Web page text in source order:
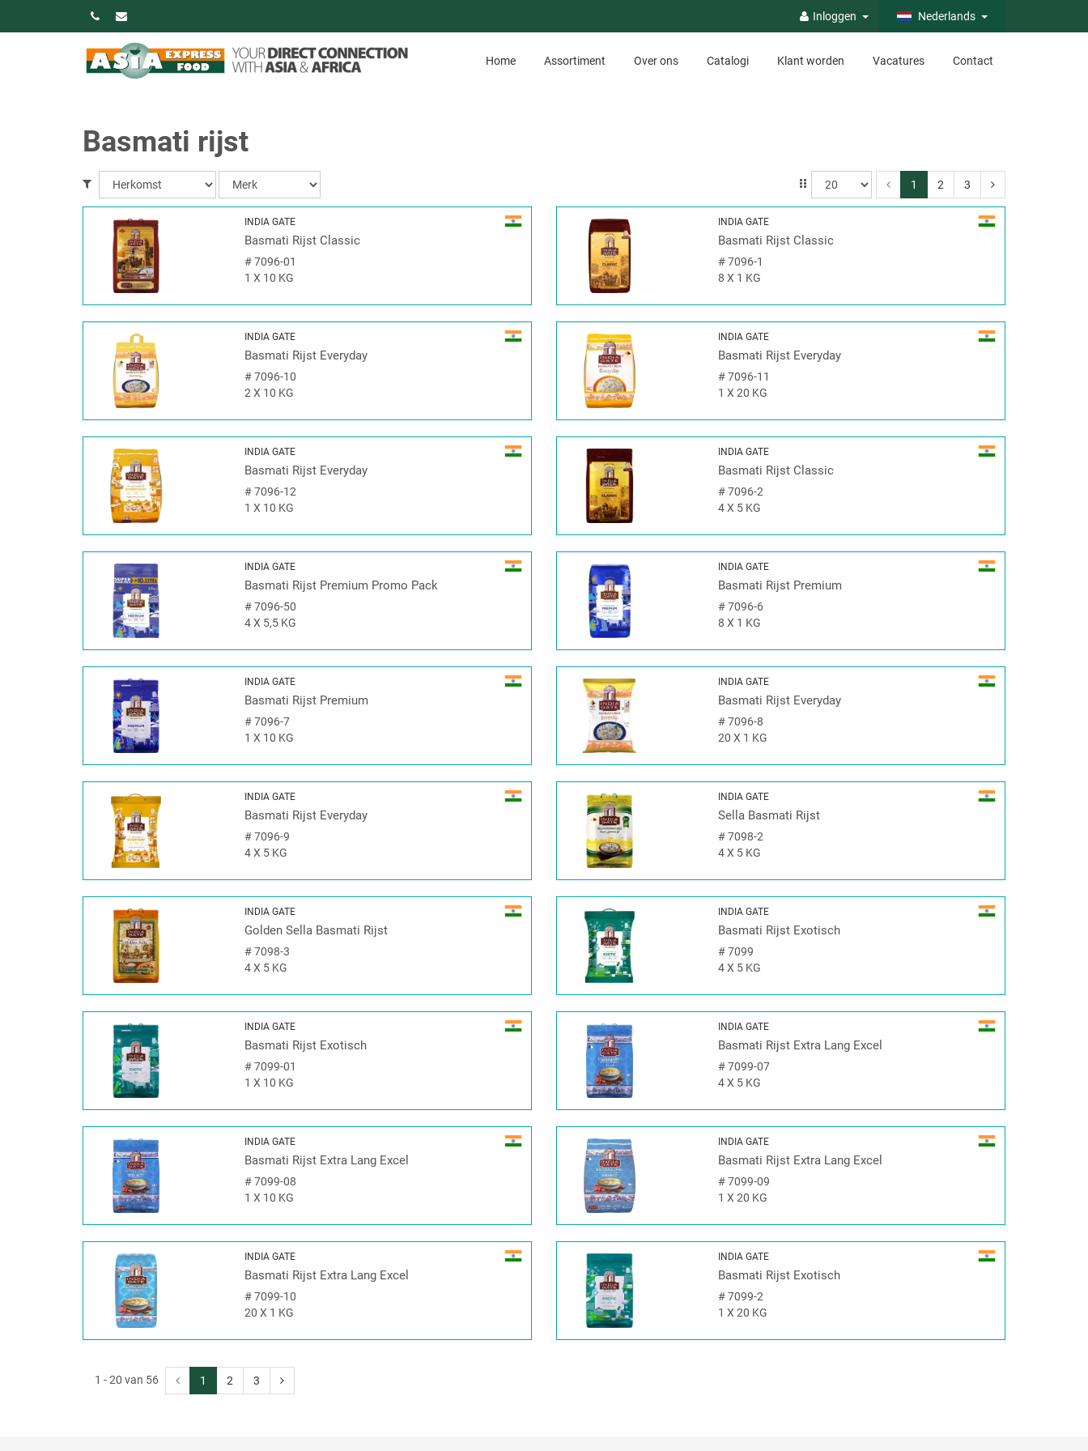
Inloggen Nederlands
Home Assortiment Over ons Catalogi Klant worden Vacatures Contact
Basmati rijst
1 2 3
INDIA GATE
Basmati Rijst Classic
#7096-01
1 X 10 KG
INDIA GATE
Basmati Rijst Classic
#7096-1
8 X 1 KG
INDIA GATE
Basmati Rijst Everyday
#7096-10
2 X 10 KG
INDIA GATE
Basmati Rijst Everyday
#7096-11
1 X 20 KG
INDIA GATE
Basmati Rijst Everyday
#7096-12
1 X 10 KG
INDIA GATE
Basmati Rijst Classic
#7096-2
4 X 5 KG
INDIA GATE
Basmati Rijst Premium Promo Pack
#7096-50
4 X 5,5 KG
INDIA GATE
Basmati Rijst Premium
#7096-6
8 X 1 KG
INDIA GATE
Basmati Rijst Premium
#7096-7
1 X 10 KG
INDIA GATE
Basmati Rijst Everyday
#7096-8
20 X 1 KG
INDIA GATE
Basmati Rijst Everyday
#7096-9
4 X 5 KG
INDIA GATE
Sella Basmati Rijst
#7098-2
4 X 5 KG
INDIA GATE
Golden Sella Basmati Rijst
#7098-3
4 X 5 KG
INDIA GATE
Basmati Rijst Exotisch
#7099
4 X 5 KG
INDIA GATE
Basmati Rijst Exotisch
#7099-01
1 X 10 KG
INDIA GATE
Basmati Rijst Extra Lang Excel
#7099-07
4 X 5 KG
INDIA GATE
Basmati Rijst Extra Lang Excel
#7099-08
1 X 10 KG
INDIA GATE
Basmati Rijst Extra Lang Excel
#7099-09
1 X 20 KG
INDIA GATE
Basmati Rijst Extra Lang Excel
#7099-10
20 X 1 KG
INDIA GATE
Basmati Rijst Exotisch
#7099-2
1 X 20 KG
1 - 20 van 56 1 2 3